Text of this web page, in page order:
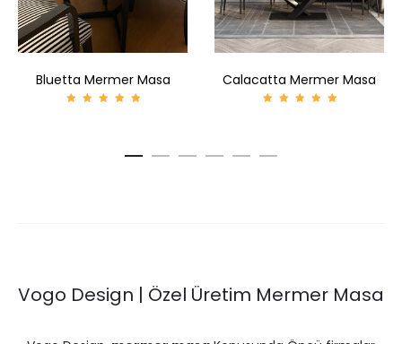
Bluetta Mermer Masa Calacatta Mermer Masa
Vogo Design | Özel Üretim Mermer Masa